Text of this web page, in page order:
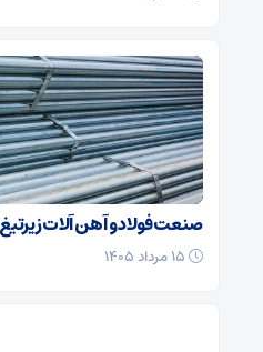
صنعت فولاد و آهن آلات